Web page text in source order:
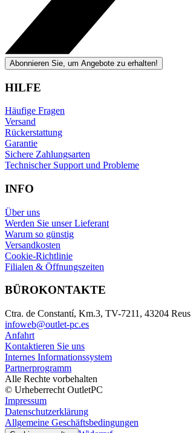
Abonnieren Sie, um Angebote zu erhalten!
HILFE
Häufige Fragen
Versand
Rückerstattung
Garantie
Sichere Zahlungsarten
Technischer Support und Probleme
INFO
Über uns
Werden Sie unser Lieferant
Warum so günstig
Versandkosten
Cookie-Richtlinie
Filialen & Öffnungszeiten
BÜROKONTAKTE
Ctra. de Constantí, Km.3, TV-7211, 43204 Reus
infoweb@outlet-pc.es
Anfahrt
Kontaktieren Sie uns
Internes Informationssystem
Partnerprogramm
Alle Rechte vorbehalten
© Urheberrecht OutletPC
Impressum
Datenschutzerklärung
Allgemeine Geschäftsbedingungen